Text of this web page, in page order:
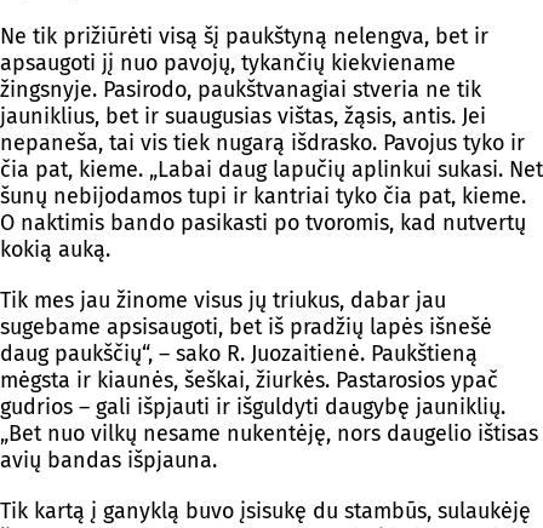
Ne tik prižiūrėti visą šį paukštyną nelengva, bet ir
apsaugoti jį nuo pavojų, tykančių kiekviename
žingsnyje. Pasirodo, paukštvanagiai stveria ne tik
jauniklius, bet ir suaugusias vištas, žąsis, antis. Jei
nepaneša, tai vis tiek nugarą išdrasko. Pavojus tyko ir
čia pat, kieme. „Labai daug lapučių aplinkui sukasi. Net
šunų nebijodamos tupi ir kantriai tyko čia pat, kieme.
O naktimis bando pasikasti po tvoromis, kad nutvertų
kokią auką.
Tik mes jau žinome visus jų triukus, dabar jau
sugebame apsisaugoti, bet iš pradžių lapės išnešė
daug paukščių“, – sako R. Juozaitienė. Paukštieną
mėgsta ir kiaunės, šeškai, žiurkės. Pastarosios ypač
gudrios – gali išpjauti ir išguldyti daugybę jauniklių.
„Bet nuo vilkų nesame nukentėję, nors daugelio ištisas
avių bandas išpjauna.
Tik kartą į ganyklą buvo įsisukę du stambūs, sulaukėję